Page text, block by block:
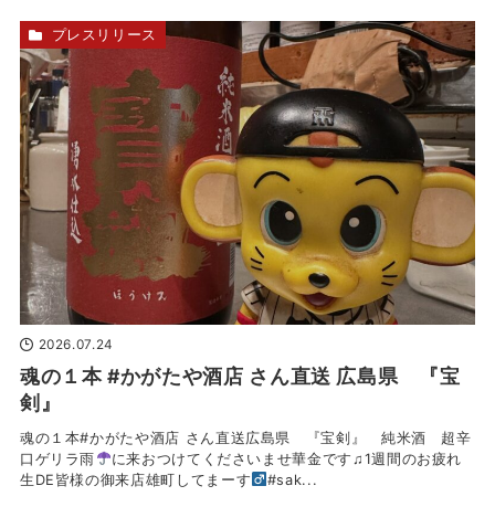
2026.07.24
魂の１本 #かがたや酒店 さん直送 広島県 『宝
剣』
魂の１本#かがたや酒店 さん直送広島県 『宝剣』 純米酒 超辛
口ゲリラ雨
に来おつけてくださいませ華金です♫1週間のお疲れ
生DE皆様の御来店雄町してまーす‍
#sak...
プレスリリース